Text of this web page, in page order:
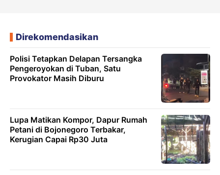
Direkomendasikan
Polisi Tetapkan Delapan Tersangka
Pengeroyokan di Tuban, Satu
Provokator Masih Diburu
Lupa Matikan Kompor, Dapur Rumah
Petani di Bojonegoro Terbakar,
Kerugian Capai Rp30 Juta